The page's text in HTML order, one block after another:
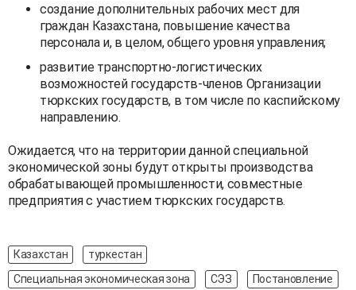
создание дополнительных рабочих мест для
граждан Казахстана, повышение качества
персонала и, в целом, общего уровня управления;
развитие транспортно-логистических
возможностей государств-членов Организации
тюркских государств, в том числе по каспийскому
направлению.
Ожидается, что на территории данной специальной
экономической зоны будут открыты производства
обрабатывающей промышленности, совместные
предприятия с участием тюркских государств.
Казахстан
туркестан
Специальная экономическая зона
СЭЗ
Постановление